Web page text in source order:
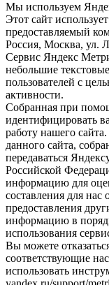
Мы используем
Этот сайт
предоставляемый
Россия, Москва, ул.
Сервис Яндекс
небольшие
пользователей с
активности.
Собранная при
идентифицировать
работу нашего
данного сайта,
передаваться
Российской
информацию для
составления для нас
предоставления
информацию в
использования
Вы можете
соответствующие
использовать